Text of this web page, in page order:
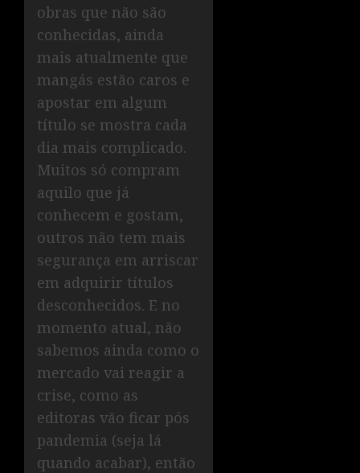
obras que não são
conhecidas, ainda
mais atualmente que
mangás estão caros e
apostar em algum
título se mostra cada
dia mais complicado.
Muitos só compram
aquilo que já
conhecem e gostam,
outros não tem mais
segurança em arriscar
em adquirir títulos
desconhecidos. E no
momento atual, não
sabemos ainda como o
mercado vai reagir a
crise, como as
editoras vão ficar pós
pandemia (seja lá
quando acabar), então